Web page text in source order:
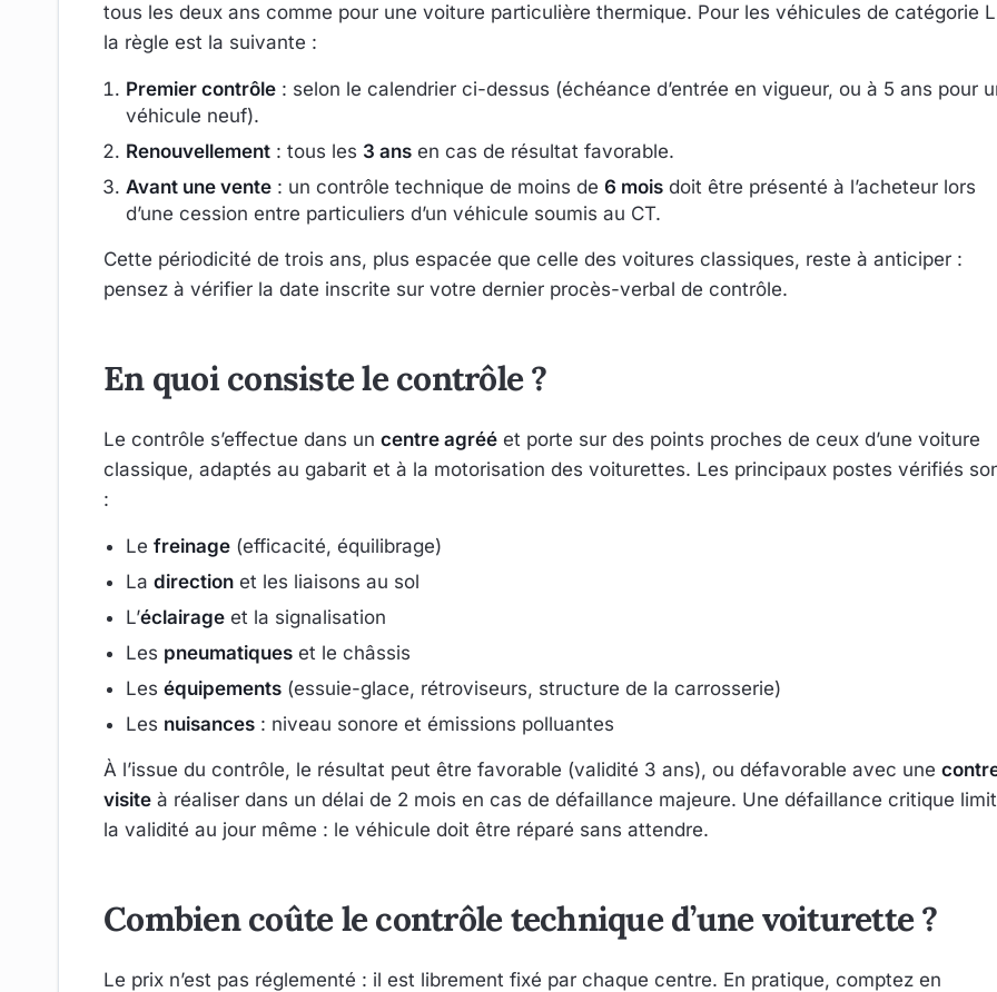
tous les deux ans comme pour une voiture particulière thermique. Pour les véhicules de catégorie
la règle est la suivante :
Premier contrôle : selon le calendrier ci-dessus (échéance d’entrée en vigueur, ou à 5 ans pour
véhicule neuf).
Renouvellement : tous les 3 ans en cas de résultat favorable.
Avant une vente : un contrôle technique de moins de 6 mois doit être présenté à l’acheteur lors
d’une cession entre particuliers d’un véhicule soumis au CT.
Cette périodicité de trois ans, plus espacée que celle des voitures classiques, reste à anticiper :
pensez à vérifier la date inscrite sur votre dernier procès-verbal de contrôle.
En quoi consiste le contrôle ?
Le contrôle s’effectue dans un centre agréé et porte sur des points proches de ceux d’une voiture
classique, adaptés au gabarit et à la motorisation des voiturettes. Les principaux postes vérifiés
:
Le freinage (efficacité, équilibrage)
La direction et les liaisons au sol
L’éclairage et la signalisation
Les pneumatiques et le châssis
Les équipements (essuie-glace, rétroviseurs, structure de la carrosserie)
Les nuisances : niveau sonore et émissions polluantes
À l’issue du contrôle, le résultat peut être favorable (validité 3 ans), ou défavorable avec une
visite à réaliser dans un délai de 2 mois en cas de défaillance majeure. Une défaillance critique
la validité au jour même : le véhicule doit être réparé sans attendre.
Combien coûte le contrôle technique d’une voiturette ?
Le prix n’est pas réglementé : il est librement fixé par chaque centre. En pratique, comptez en